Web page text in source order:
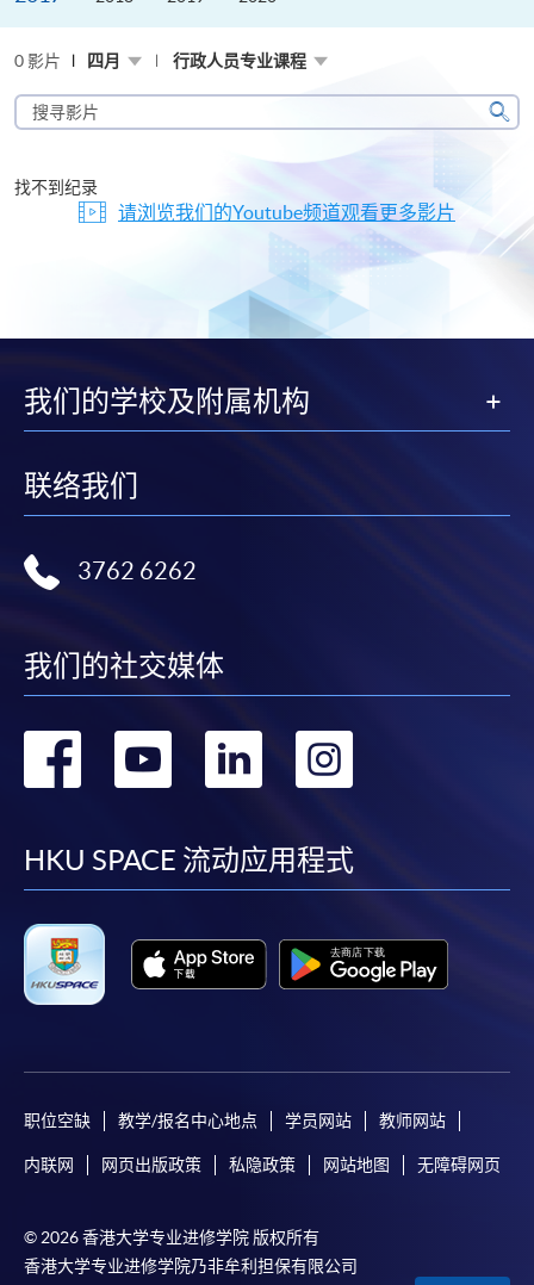
0 影片 四月 行政人员专业课程
搜
寻
片
搜
找不到纪录
请浏览我们的Youtube频道观看更多影片
我们的学校及附属机构
联络我们
3762 6262
我们的社交媒体
转
facebook
转
youtube
转
linkedin
转
HKU SPACE 流动应用程式
职位空缺 教学/报名中心地点 学员网站 教师网站
内联网 网页出版政策 私隐政策 网站地图 无障碍网页
© 2026 香港大学专业进修学院 版权所有
香港大学专业进修学院乃非牟利担保有限公司